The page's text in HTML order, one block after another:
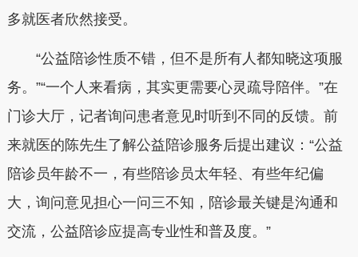
多就医者欣然接受。
“公益陪诊性质不错，但不是所有人都知晓这项服
务。”“一个人来看病，其实更需要心灵疏导陪伴。”在
门诊大厅，记者询问患者意见时听到不同的反馈。前
来就医的陈先生了解公益陪诊服务后提出建议：“公益
陪诊员年龄不一，有些陪诊员太年轻、有些年纪偏
大，询问意见担心一问三不知，陪诊最关键是沟通和
交流，公益陪诊应提高专业性和普及度。”